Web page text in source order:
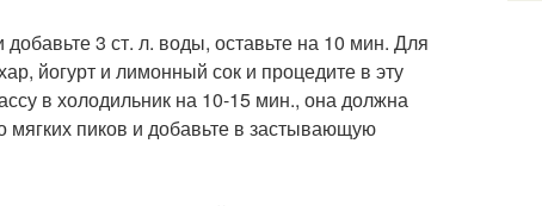
3 ст. л. воды, оставьте на 10 мин. Для
йогурт и лимонный сок и процедите в эту
в холодильник на 10-15 мин., она должна
мягких пиков и добавьте в застывающую